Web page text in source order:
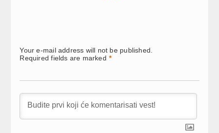
Your e-mail address will not be published.
Required fields are marked *